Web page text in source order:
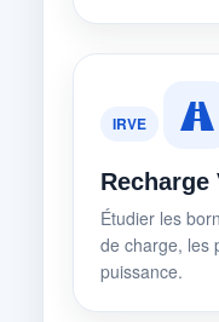
IRVE
Recharge
Étudier les
de charge, les
puissance.